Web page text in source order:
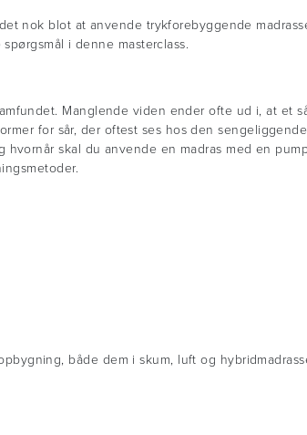
nok blot at anvende trykforebyggende
i denne masterclass.
Manglende viden ender ofte ud i, at et
for sår, der oftest ses hos den sengeliggende
skal du anvende en madras med en
både dem i skum, luft og